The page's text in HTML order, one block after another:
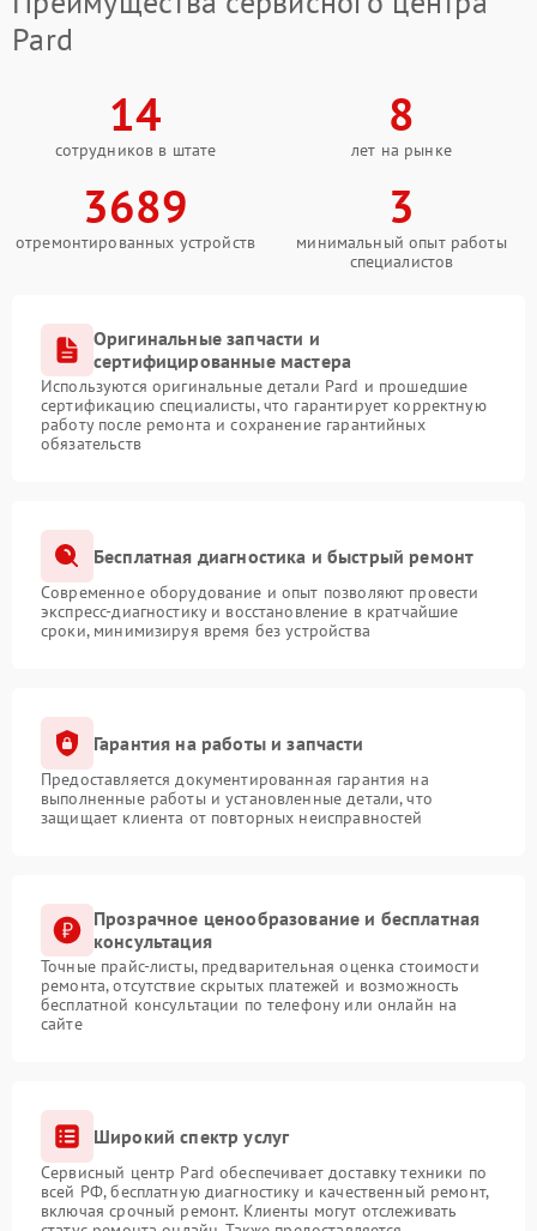
Pard
14
сотрудников в штате
8
лет на рынке
3689
отремонтированных устройств
3
минимальный опыт работы
специалистов
Оригинальные запчасти и
сертифицированные мастера
Используются оригинальные детали Pard и прошедшие
сертификацию специалисты, что гарантирует корректную
работу после ремонта и сохранение гарантийных
обязательств
Бесплатная диагностика и быстрый ремонт
Современное оборудование и опыт позволяют провести
экспресс-диагностику и восстановление в кратчайшие
сроки, минимизируя время без устройства
Гарантия на работы и запчасти
Предоставляется документированная гарантия на
выполненные работы и установленные детали, что
защищает клиента от повторных неисправностей
Прозрачное ценообразование и бесплатная
консультация
Точные прайс-листы, предварительная оценка стоимости
ремонта, отсутствие скрытых платежей и возможность
бесплатной консультации по телефону или онлайн на
сайте
Широкий спектр услуг
Сервисный центр Pard обеспечивает доставку техники по
всей РФ, бесплатную диагностику и качественный ремонт,
включая срочный ремонт. Клиенты могут отслеживать